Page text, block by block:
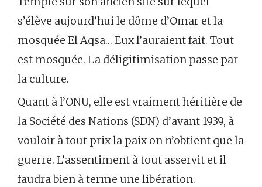
s’élève aujourd’hui le dôme d’Omar et la
mosquée El Aqsa… Eux l’auraient fait. Tout
est mosquée. La déligitimisation passe par
la culture.
Quant à l’ONU, elle est vraiment héritière de
la Société des Nations (SDN) d’avant 1939, à
vouloir à tout prix la paix on n’obtient que la
guerre. L’assentiment à tout asservit et il
faudra bien à terme une libération.